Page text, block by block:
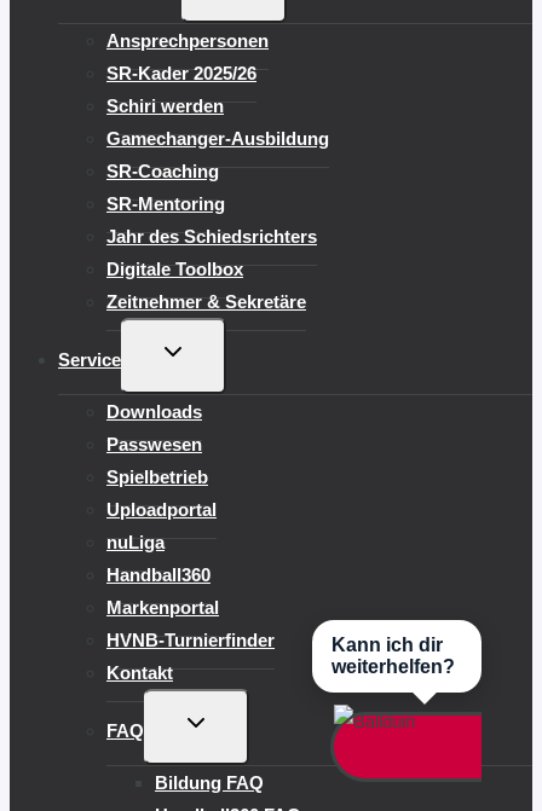
Kann ich dir
weiterhelfen?
Ansprechpersonen
SR-Kader 2025/26
Schiri werden
Gamechanger-Ausbildung
SR-Coaching
SR-Mentoring
Jahr des Schiedsrichters
Digitale Toolbox
Zeitnehmer & Sekretäre
Service
UNTERMENÜ
Downloads
Passwesen
Spielbetrieb
Uploadportal
nuLiga
Handball360
Markenportal
HVNB-Turnierfinder
Kontakt
FAQ
UNTERMENÜ
Bildung FAQ